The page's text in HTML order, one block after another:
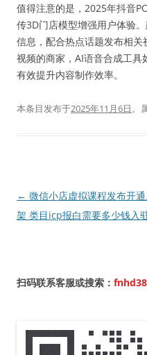
值得注意的是，2025年抖音
传3D门店模型增强用户体验
信息，配合热点话题发布相
视频的商家，AI语音合成工
有效提升内容制作效率。
本条目发布于2025年11月6日 。
文
章
← 微信小店虚拟课程发布开通
架 类目icp报白需要多少钱入
扫码联系客服或搜索： fnhd38